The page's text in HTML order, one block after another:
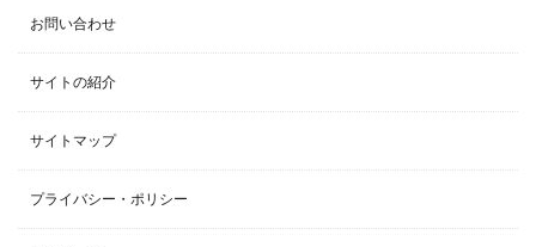
お問い合わせ
サイトの紹介
サイトマップ
プライバシー・ポリシー